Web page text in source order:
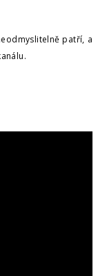
patří, a